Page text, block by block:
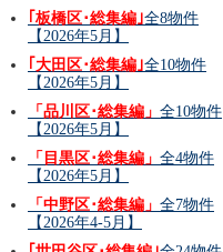
｢板橋区･総集編｣全8物件
【2026年5月】
｢大田区･総集編｣全10物件
【2026年5月】
「品川区･総集編」 全10物件
【2026年5月】
「目黒区･総集編」 全4物件
【2026年5月】
「中野区･総集編」 全7物件
【2026年4-5月】